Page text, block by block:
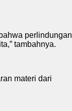
perlindungan
tambahnya.
materi dari